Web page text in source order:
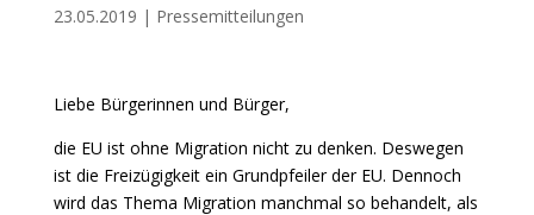
23.05.2019 | Pressemitteilungen
Liebe Bürgerinnen und Bürger,
die EU ist ohne Migration nicht zu denken. Deswegen
ist die Freizügigkeit ein Grundpfeiler der EU. Dennoch
wird das Thema Migration manchmal so behandelt, als